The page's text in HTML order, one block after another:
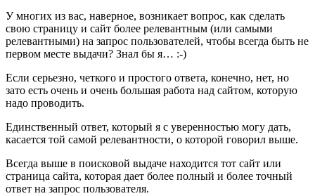
У многих из вас, наверное, возникает вопрос, как сделать
свою страницу и сайт более релевантным (или самыми
релевантными) на запрос пользователей, чтобы всегда быть не
первом месте выдачи? Знал бы я… :-)
Если серьезно, четкого и простого ответа, конечно, нет, но
зато есть очень и очень большая работа над сайтом, которую
надо проводить.
Единственный ответ, который я с уверенностью могу дать,
касается той самой релевантности, о которой говорил выше.
Всегда выше в поисковой выдаче находится тот сайт или
страница сайта, которая дает более полный и более точный
ответ на запрос пользователя.